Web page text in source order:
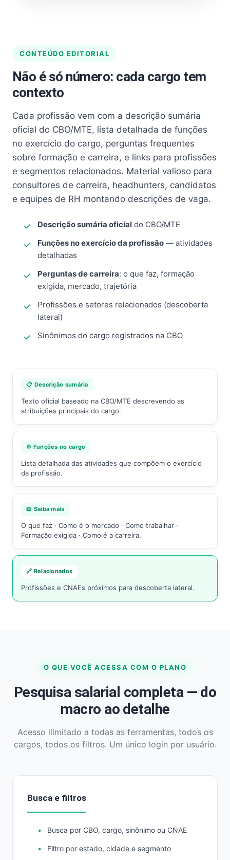
CONTEÚDO EDITORIAL
Não é só número: cada cargo tem
contexto
Cada profissão vem com a descrição sumária
oficial do CBO/MTE, lista detalhada de funções
no exercício do cargo, perguntas frequentes
sobre formação e carreira, e links para profissões
e segmentos relacionados. Material valioso para
consultores de carreira, headhunters, candidatos
e equipes de RH montando descrições de vaga.
Descrição sumária oficial do CBO/MTE
Funções no exercício da profissão — atividades
detalhadas
Perguntas de carreira: o que faz, formação
exigida, mercado, trajetória
Profissões e setores relacionados (descoberta
lateral)
Sinônimos do cargo registrados na CBO
📋 Descrição sumária
Texto oficial baseado na CBO/MTE descrevendo as
atribuições principais do cargo.
⚙️ Funções no cargo
Lista detalhada das atividades que compõem o exercício
da profissão.
📖 Saiba mais
O que faz · Como é o mercado · Como trabalhar ·
Formação exigida · Como é a carreira.
🔗 Relacionados
Profissões e CNAEs próximos para descoberta lateral.
O QUE VOCÊ ACESSA COM O PLANO
Pesquisa salarial completa — do
macro ao detalhe
Acesso ilimitado a todas as ferramentas, todos os
cargos, todos os filtros. Um único login por usuário.
Busca e filtros
Busca por CBO, cargo, sinônimo ou CNAE
Filtro por estado, cidade e segmento